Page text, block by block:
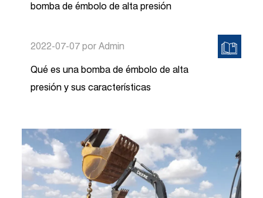
bomba de émbolo de alta presión
2022-07-07 por Admin
Qué es una bomba de émbolo de alta
presión y sus características